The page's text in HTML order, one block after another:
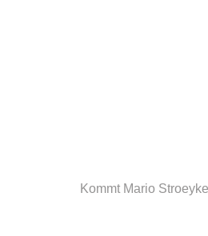
Kommt Mario